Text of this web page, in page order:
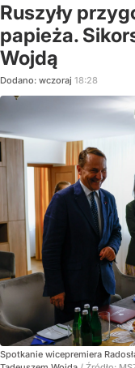
Ruszyły
papieża.
Wojdą
Dodano: wczoraj 18:28
Spotkanie wicepremiera